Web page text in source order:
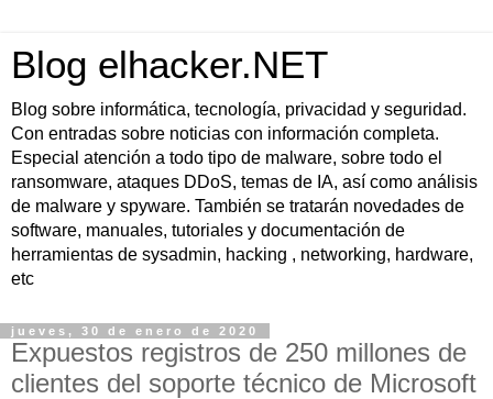
Blog elhacker.NET
Blog sobre informática, tecnología, privacidad y seguridad.
Con entradas sobre noticias con información completa.
Especial atención a todo tipo de malware, sobre todo el
ransomware, ataques DDoS, temas de IA, así como análisis
de malware y spyware. También se tratarán novedades de
software, manuales, tutoriales y documentación de
herramientas de sysadmin, hacking , networking, hardware,
etc
jueves, 30 de enero de 2020
Expuestos registros de 250 millones de
clientes del soporte técnico de Microsoft